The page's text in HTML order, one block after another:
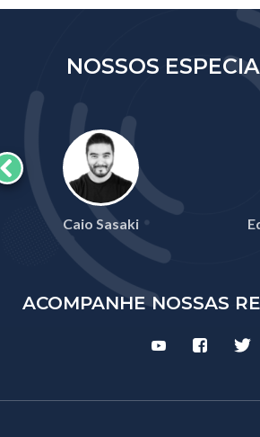
NOSSOS
Caio Sasaki
ACOMPANHE NOSSAS